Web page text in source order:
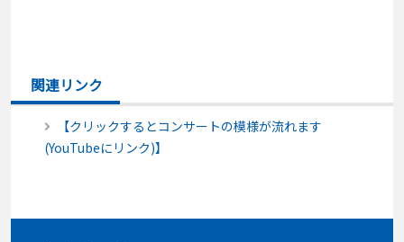
関連リンク
【クリックするとコンサートの模様が流れます
(YouTubeにリンク)】